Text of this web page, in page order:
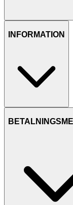
INFORMATION